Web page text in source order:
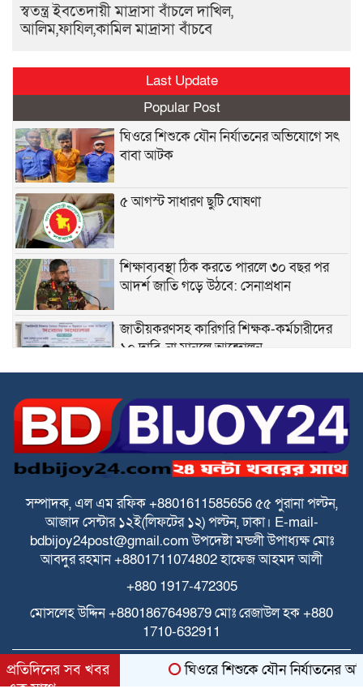
স্বতন্ত্র ইবতেদায়ী মাদ্রাসা বাঁচলে দাখিল,
আলিম,ফাযিল,কামিল মাদ্রাসা বাঁচবে
Last Update
Popular Post
ঘিওরে শিশুকে যৌন নির্যাতনের অভিযোগে সৎ
বাবা আটক
৫ আগস্ট সাধারণ ছুটি ঘোষণা
শিক্ষাব্যবস্থা ঠিক করতে পারলে ৩০ বছর পর
আদর্শ জাতি গড়ে উঠবে: সেনাপ্রধান
জাতীয়করণসহ কারিগরি শিক্ষক-কর্মচারীদের
১০ দাবি, না মানলে আন্দোলন
স্বতন্ত্র ইবতেদায়ি মাদরাসা শিক্ষকদের এমপিও
বাস্তবায়নের দাবিতে মানববন্ধন
স্বতন্ত্র ইবতেদায়ি মাদ্রাসার বেতন বন্ধের চক্রান্ত
ও মিথ্যা মামলার বিরুদ্ধে তীব্র প্রতিবাদ ও
প্রতিকার
পে স্কেল বাস্তবায়নে বাড়ছে উদ্বেগ ও হতাশা
ঘিওরে বালিয়াখোড়া ইউনিয়নের ৩নং ওয়ার্ডের
ইমাম ও খতিবদের সম্মানীর জন্য মসজিদ
নির্বাচনে দুর্নীতির অভিযোগ
স্বতন্ত্র ইবতেদায়ি মাদ্রাসা জাতীয়করণ/
এমপিওভুক্তির দাবিতে শিক্ষামন্ত্রীর কাছে
সম্পাদক, এল এম রফিক +8801611585656৫৫ পুরানা পল্টন,
আজাদ সেন্টার ১২ই(লিফটের ১২) পল্টন, ঢাকা। E-mail-
bdbijoy24post@gmail.comউপদেষ্টা মন্ডলীউপাধ্যক্ষ মোঃ
আবদুর রহমান +8801711074802হাফেজ আহমদ আলী
+880 1917-472305
মোসলেহ উদ্দিন +8801867649879মোঃ রেজাউল হক+880
1710-632911
All rights reserved © 2025 Themes Created by
প্রতিদিনের সব খবর
এক সাথে
ঘিওরে শিশুকে যৌন নির্যাতনের